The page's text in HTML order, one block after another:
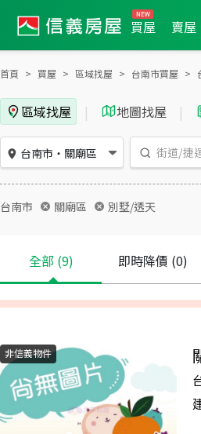
買屋 賣屋
首頁 買屋 區域找屋 台南市買屋
區域找屋 | 地圖找屋 |
台南市 ・ 關廟區
台南市 關廟區 別墅/透天
全部 (9) 即時降價 (0)
非信義物件